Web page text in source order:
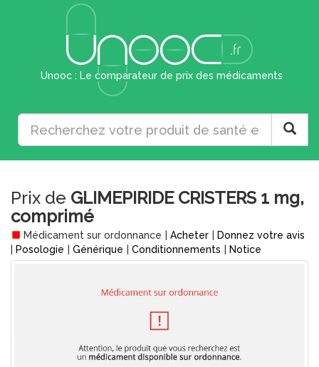
Unooc : Le comparateur de prix des médicaments
Prix de GLIMEPIRIDE CRISTERS 1 mg,
comprimé
Médicament sur ordonnance Acheter
Donnez votre avis
Posologie Générique Conditionnements Notice